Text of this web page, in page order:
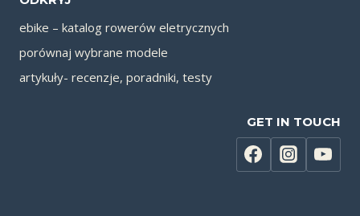
ebike – katalog rowerów eletrycznych
porównaj wybrane modele
artykuły- recenzje, poradniki, testy
GET IN TOUCH